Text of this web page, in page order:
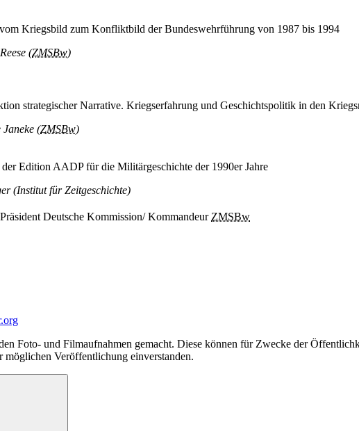
Kriegsbild zum Konfliktbild der Bundeswehrführung von 1987 bis 1994
Reese (ZMSBw)
strategischer Narrative. Kriegserfahrung und Geschichtspolitik in den
(ZMSBw)
Edition AADP für die Militärgeschichte der 1990er Jahre
(Institut für Zeitgeschichte)
Deutsche Kommission/ Kommandeur ZMSBw
Foto- und Filmaufnahmen gemacht. Diese können für Zwecke der
möglichen Veröffentlichung einverstanden.